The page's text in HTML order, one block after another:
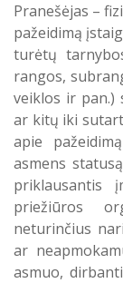
Pranešėjas –
pažeidimą
turėtų
rangos,
veiklos ir pan.)
ar kitų iki
apie
asmens
priklausantis
priežiūros
neturinčius
ar
asmuo,